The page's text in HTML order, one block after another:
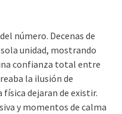
número. Decenas de
unidad, mostrando
confianza total entre
la ilusión de
física dejaran de existir.
y momentos de calma